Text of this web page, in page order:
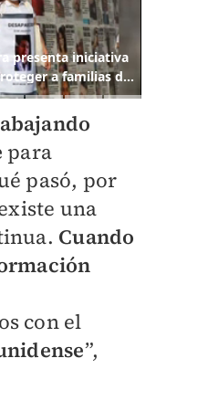
para
pasó, por
una
Cuando
con el
”,